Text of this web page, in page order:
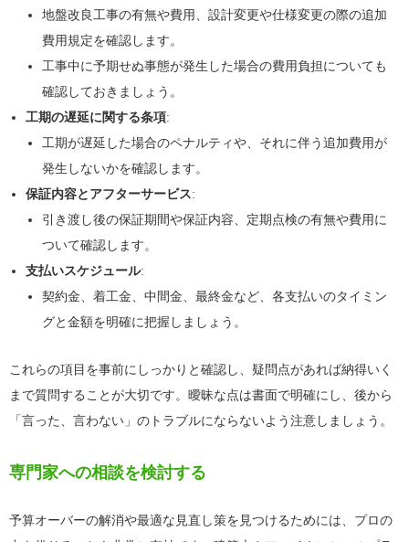
地盤改良工事の有無や費用、設計変更や仕様変更の際の追加
費用規定を確認します。
工事中に予期せぬ事態が発生した場合の費用負担についても
確認しておきましょう。
工期の遅延に関する条項:
工期が遅延した場合のペナルティや、それに伴う追加費用が
発生しないかを確認します。
保証内容とアフターサービス:
引き渡し後の保証期間や保証内容、定期点検の有無や費用に
ついて確認します。
支払いスケジュール:
契約金、着工金、中間金、最終金など、各支払いのタイミン
グと金額を明確に把握しましょう。
これらの項目を事前にしっかりと確認し、疑問点があれば納得いく
まで質問することが大切です。曖昧な点は書面で明確にし、後から
「言った、言わない」のトラブルにならないよう注意しましょう。
専門家への相談を検討する
予算オーバーの解消や最適な見直し策を見つけるためには、プロの